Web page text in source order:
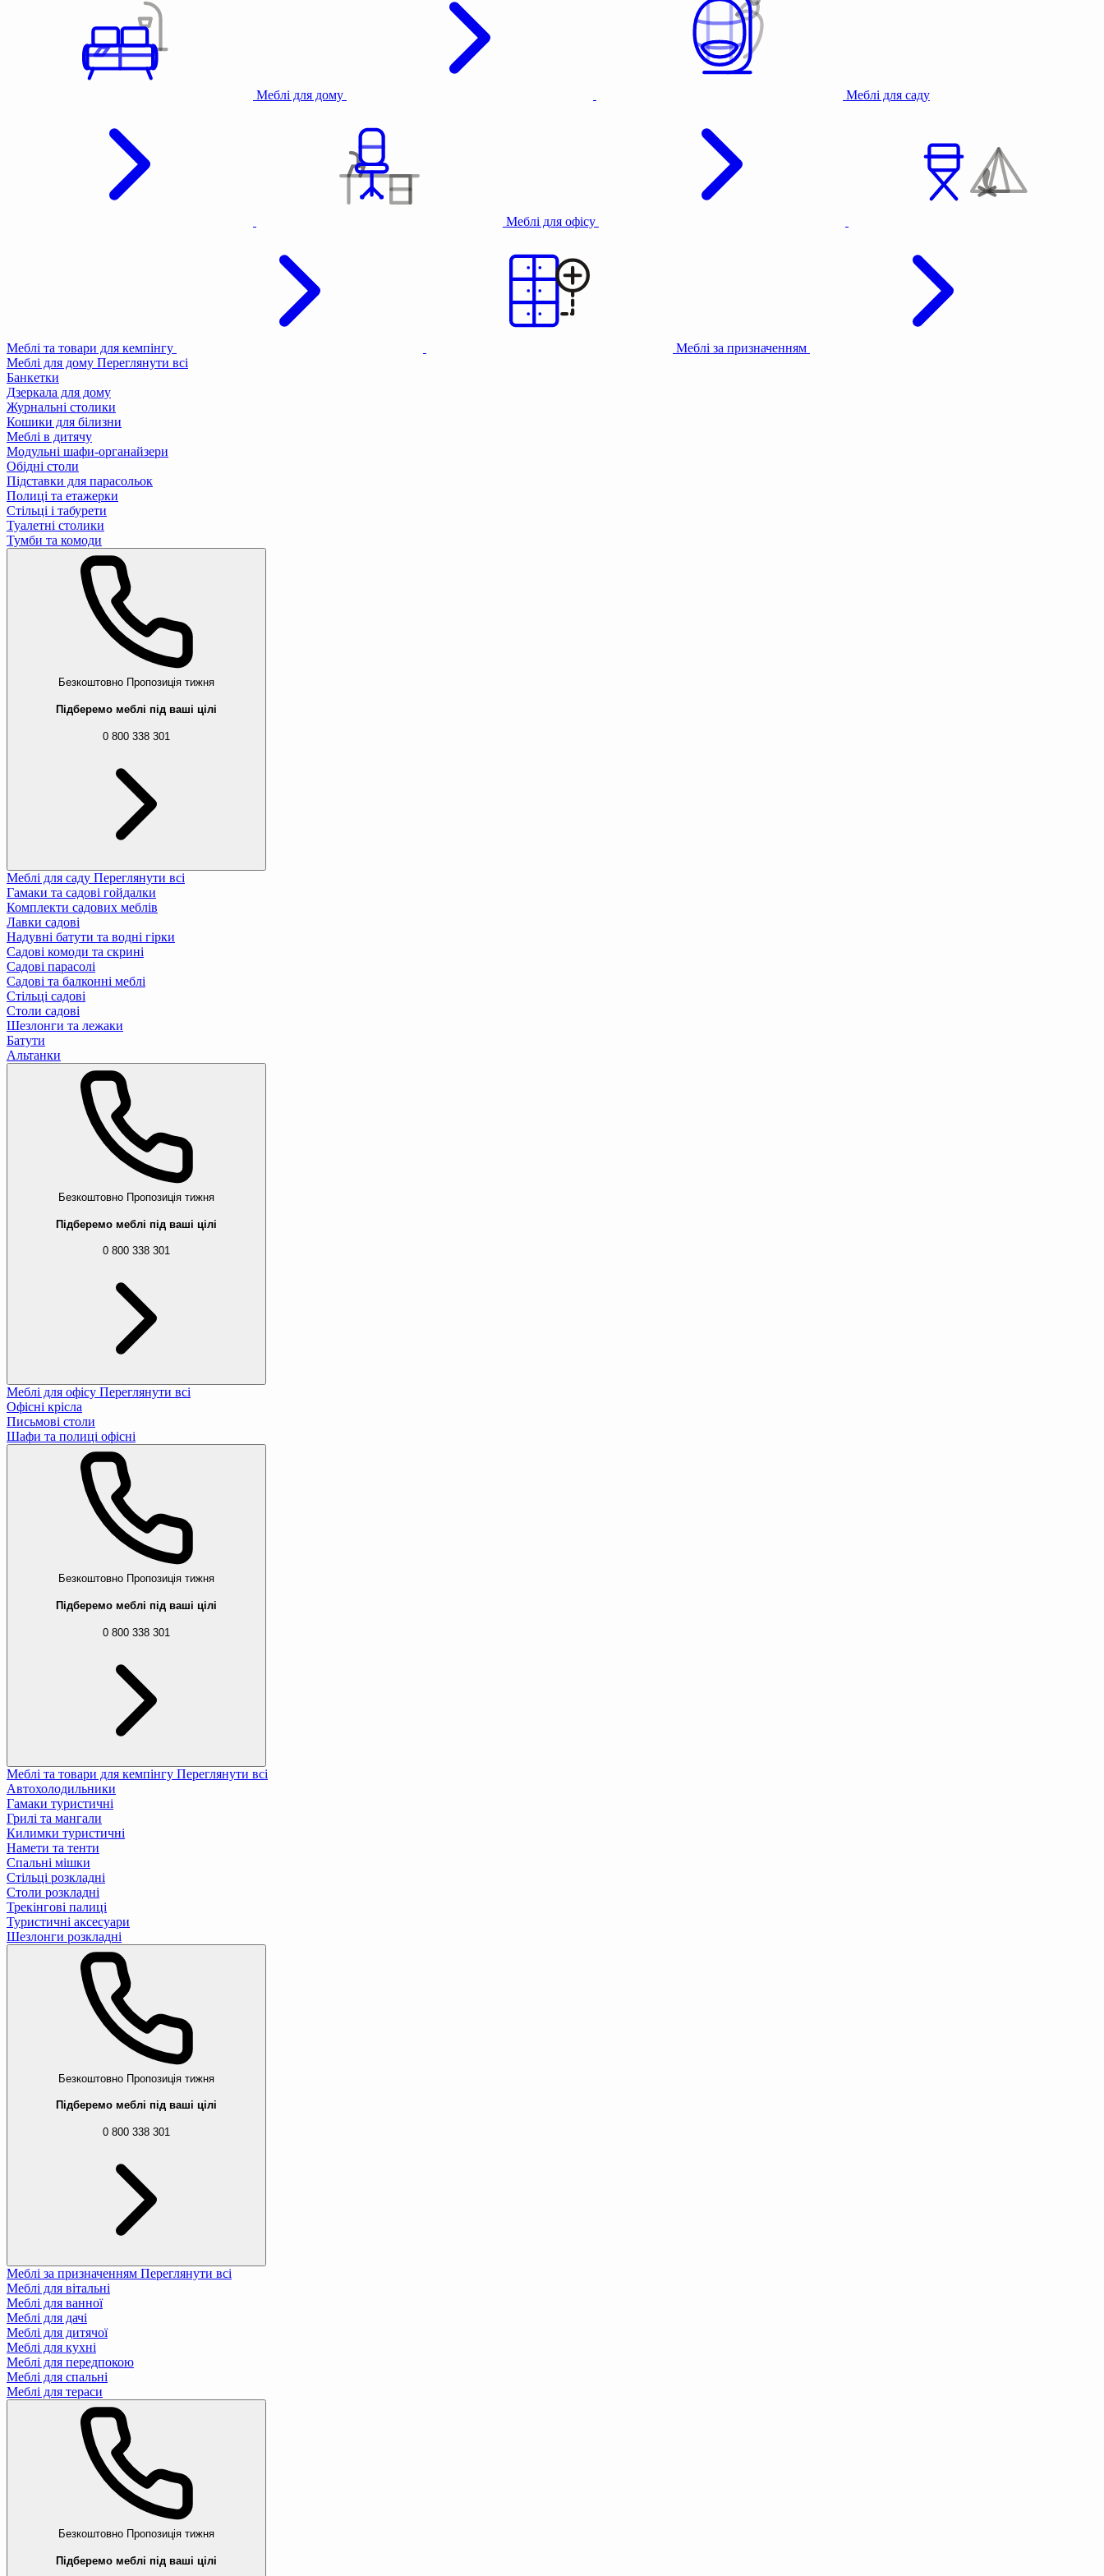
Меблі для дому Меблі для саду
Меблі для офісу
Меблі та товари для кемпінгу
Меблі за призначенням
Меблі для дому Переглянути всі
Банкетки
Дзеркала для дому
Журнальні столики
Кошики для білизни
Меблі в дитячу
Модульні шафи-органайзери
Обідні столи
Підставки для парасольок
Полиці та етажерки
Стільці і табурети
Туалетні столики
Тумби та комоди
Безкоштовно Пропозиція тижня
Підберемо меблі під ваші цілі
0 800 338 301
Меблі для саду Переглянути всі
Гамаки та садові гойдалки
Комплекти садових меблів
Лавки садові
Надувні батути та водні гірки
Садові комоди та скрині
Садові парасолі
Садові та балконні меблі
Стільці садові
Столи садові
Шезлонги та лежаки
Батути
Альтанки
Безкоштовно Пропозиція тижня
Підберемо меблі під ваші цілі
0 800 338 301
Меблі для офісу Переглянути всі
Офісні крісла
Письмові столи
Шафи та полиці офісні
Безкоштовно Пропозиція тижня
Підберемо меблі під ваші цілі
0 800 338 301
Меблі та товари для кемпінгу Переглянути всі
Автохолодильники
Гамаки туристичні
Грилі та мангали
Килимки туристичні
Намети та тенти
Спальні мішки
Стільці розкладні
Столи розкладні
Трекінгові палиці
Туристичні аксесуари
Шезлонги розкладні
Безкоштовно Пропозиція тижня
Підберемо меблі під ваші цілі
0 800 338 301
Меблі за призначенням Переглянути всі
Меблі для вітальні
Меблі для ванної
Меблі для дачі
Меблі для дитячої
Меблі для кухні
Меблі для передпокою
Меблі для спальні
Меблі для тераси
Безкоштовно Пропозиція тижня
Підберемо меблі під ваші цілі